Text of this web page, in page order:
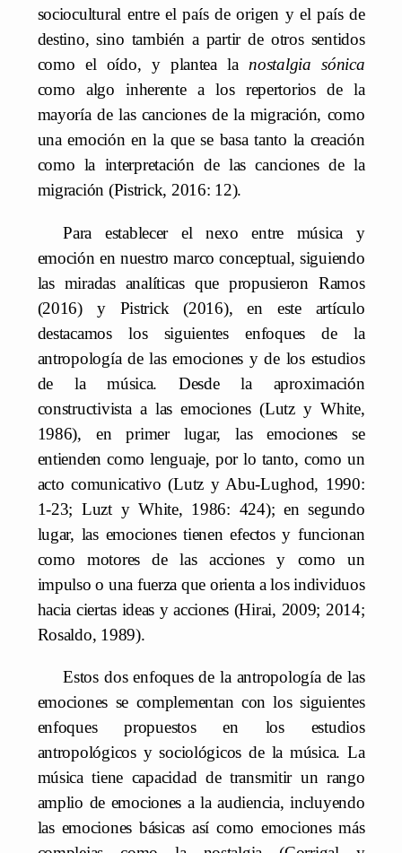
sociocultural entre el país de origen y el país de
destino, sino también a partir de otros sentidos
como el oído, y plantea lanostalgia sónica
como algo inherente a los repertorios de la
mayoría de las canciones de la migración, como
una emoción en la que se basa tanto la creación
como la interpretación de las canciones de la
migración (Pistrick, 2016: 12).
Para establecer el nexo entre música y
emoción en nuestro marco conceptual, siguiendo
las miradas analíticas que propusieron Ramos
(2016) y Pistrick (2016), en este artículo
destacamos los siguientes enfoques de la
antropología de las emociones y de los estudios
de la música. Desde la aproximación
constructivista a las emociones (Lutz y White,
1986), en primer lugar, las emociones se
entienden como lenguaje, por lo tanto, como un
acto comunicativo (Lutz y Abu-Lughod, 1990:
1-23; Luzt y White, 1986: 424); en segundo
lugar, las emociones tienen efectos y funcionan
como motores de las acciones y como un
impulso o una fuerza que orienta a los individuos
hacia ciertas ideas y acciones (Hirai, 2009; 2014;
Rosaldo, 1989).
Estos dos enfoques de la antropología de las
emociones se complementan con los siguientes
enfoques propuestos en los estudios
antropológicos y sociológicos de la música. La
música tiene capacidad de transmitir un rango
amplio de emociones a la audiencia, incluyendo
las emociones básicas así como emociones más